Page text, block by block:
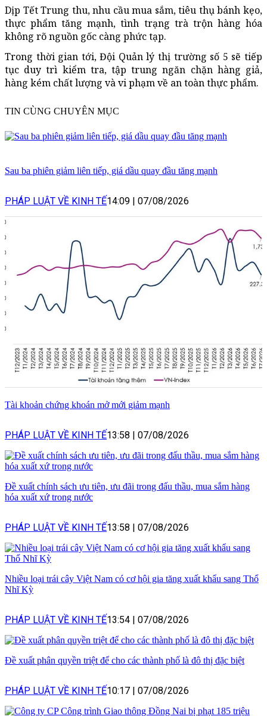
Dịp Tết Trung thu, nhu cầu mua sắm, tiêu thụ bánh kẹo,
thực phẩm tăng mạnh, tình trạng trà trộn hàng hóa
không rõ nguồn gốc càng phức tạp.
Trong thời gian tới, Đội Quản lý thị trường số 5 sẽ tiếp
tục duy trì kiểm tra, tập trung ngăn chặn hàng giả,
hàng kém chất lượng và vi phạm về an toàn thực phẩm.
TIN CÙNG CHUYÊN MỤC
Sau ba phiên giảm liên tiếp, giá dầu quay đầu tăng mạnh
PHÁP LUẬT VỀ KINH TẾ14:09 07/08/2026
Tài khoản chứng khoán mở mới giảm mạnh
PHÁP LUẬT VỀ KINH TẾ13:58 07/08/2026
Đề xuất chính sách ưu tiên, ưu đãi trong đấu thầu, mua sắm hàng
hóa xuất xứ trong nước
PHÁP LUẬT VỀ KINH TẾ13:58 07/08/2026
Nhiều loại trái cây Việt Nam có cơ hội gia tăng xuất khẩu sang Thổ
Nhĩ Kỳ
PHÁP LUẬT VỀ KINH TẾ13:54 07/08/2026
Đề xuất phân quyền triệt để cho các thành phố là đô thị đặc biệt
PHÁP LUẬT VỀ KINH TẾ10:17 07/08/2026